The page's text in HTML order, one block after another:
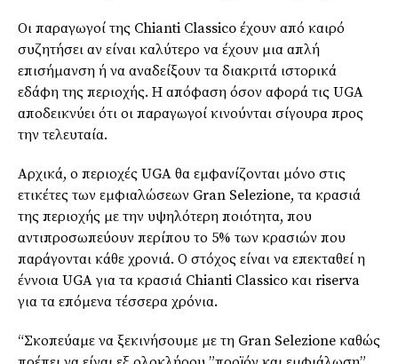
Οι παραγωγοί της Chianti Classico έχουν από καιρό
συζητήσει αν είναι καλύτερο να έχουν μια απλή
επισήμανση ή να αναδείξουν τα διακριτά ιστορικά
εδάφη της περιοχής. Η απόφαση όσον αφορά τις UGA
αποδεικνύει ότι οι παραγωγοί κινούνται σίγουρα προς
την τελευταία.
Αρχικά, ο περιοχές UGA θα εμφανίζονται μόνο στις
ετικέτες των εμφιαλώσεων Gran Selezione, τα κρασιά
της περιοχής με την υψηλότερη ποιότητα, που
αντιπροσωπεύουν περίπου το 5% των κρασιών που
παράγονται κάθε χρονιά. Ο στόχος είναι να επεκταθεί η
έννοια UGA για τα κρασιά Chianti Classico και riserva
για τα επόμενα τέσσερα χρόνια.
“Σκοπεύαμε να ξεκινήσουμε με τη Gran Selezione καθώς